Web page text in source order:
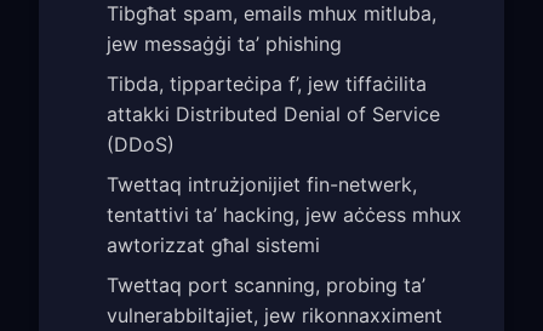
Tibgħat spam, emails mhux mitluba,
jew messaġġi ta’ phishing
Tibda, tipparteċipa f’, jew tiffaċilita
attakki Distributed Denial of Service
(DDoS)
Twettaq intrużjonijiet fin-netwerk,
tentattivi ta’ hacking, jew aċċess mhux
awtorizzat għal sistemi
Twettaq port scanning, probing ta’
vulnerabbiltajiet, jew rikonnaxximent